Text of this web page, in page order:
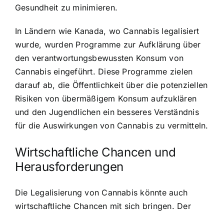
Gesundheit zu minimieren.
In Ländern wie Kanada, wo Cannabis legalisiert
wurde, wurden Programme zur Aufklärung über
den verantwortungsbewussten Konsum von
Cannabis eingeführt. Diese Programme zielen
darauf ab, die Öffentlichkeit über die potenziellen
Risiken von übermäßigem Konsum aufzuklären
und den Jugendlichen ein besseres Verständnis
für die Auswirkungen von Cannabis zu vermitteln.
Wirtschaftliche Chancen und
Herausforderungen
Die Legalisierung von Cannabis könnte auch
wirtschaftliche Chancen mit sich bringen. Der